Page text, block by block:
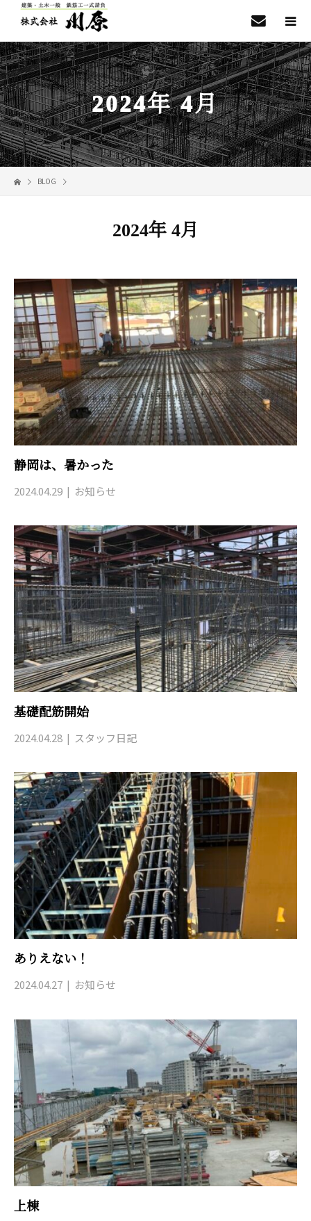
2024年 4月
BLOG
2024年 4月
静岡は、暑かった
2024.04.29 お知らせ
基礎配筋開始
2024.04.28 スタッフ日記
ありえない！
2024.04.27 お知らせ
上棟